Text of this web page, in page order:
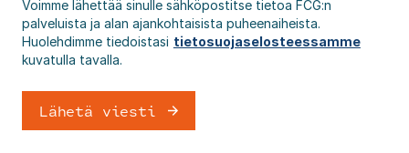
Voimme lähettää sinulle sähköpostitse tietoa FCG:n
palveluista ja alan ajankohtaisista puheenaiheista.
Huolehdimme tiedoistasi tietosuojaselosteessamme
kuvatulla tavalla.